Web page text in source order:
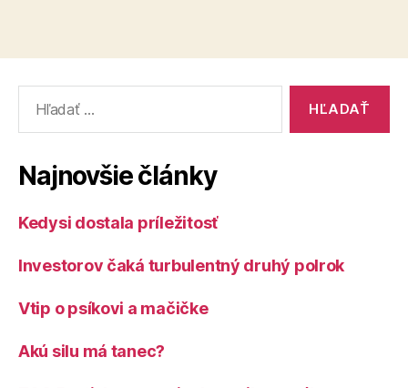
Najnovšie články
Kedysi dostala príležitosť
Investorov čaká turbulentný druhý polrok
Vtip o psíkovi a mačičke
Akú silu má tanec?